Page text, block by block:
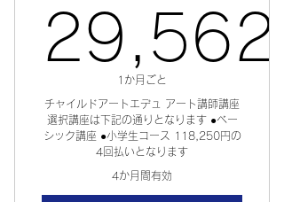
29,562
1か月ごと
チャイルドアートエデュ アート講師講座
選択講座は下記の通りとなります ●ベー
シック講座 ●小学生コース 118,250円の
4回払いとなります
4か月間有効